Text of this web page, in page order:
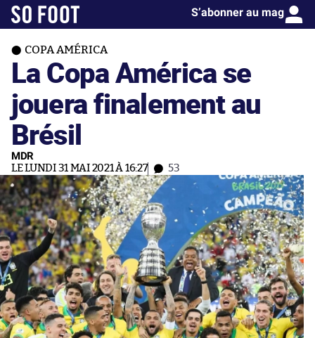
S’abonner au mag
COPA AMÉRICA
La Copa América se
jouera finalement au
Brésil
MDR
LE LUNDI 31 MAI 2021 À 16:27 53